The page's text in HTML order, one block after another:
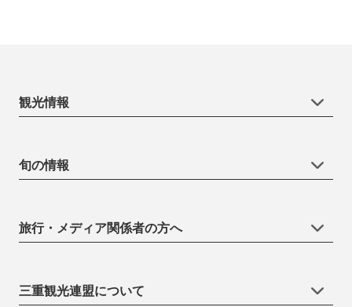
観光情報
旬の情報
旅行・メディア関係者の方へ
三重観光連盟について